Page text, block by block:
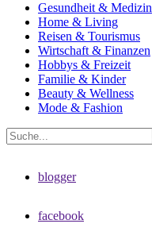
Gesundheit & Medizin
Home & Living
Reisen & Tourismus
Wirtschaft & Finanzen
Hobbys & Freizeit
Familie & Kinder
Beauty & Wellness
Mode & Fashion
blogger
facebook